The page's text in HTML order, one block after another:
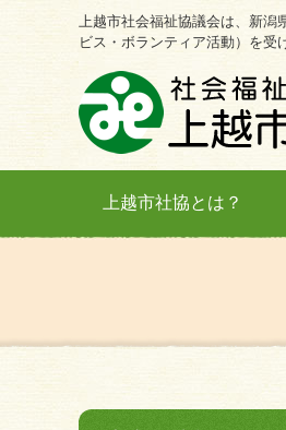
上越市社会福祉協議会は、新潟
ビス・ボランティア活動）を受
上越市社協とは？